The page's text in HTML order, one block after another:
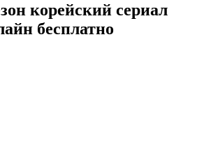
корейский сериал
бесплатно